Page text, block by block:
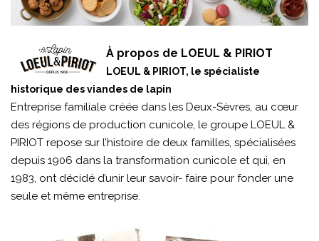
À propos de LOEUL & PIRIOT
LOEUL & PIRIOT, le spécialiste
historique des viandes de lapin
Entreprise familiale créée dans les Deux-Sèvres, au cœur
des régions de production cunicole, le groupe LOEUL &
PIRIOT repose sur l’histoire de deux familles, spécialisées
depuis 1906 dans la transformation cunicole et qui, en
1983, ont décidé d’unir leur savoir- faire pour fonder une
seule et même entreprise.